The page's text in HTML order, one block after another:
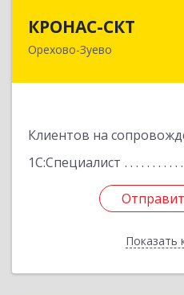
КРОНАС-СКТ
Орехово-Зуево
Клиентов на
1С:Специалист
Показать
142600,